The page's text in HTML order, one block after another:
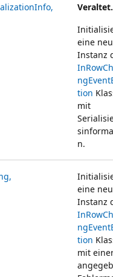
Veraltet.
eine
Instanz
tion
mit
n.
eine
Instanz
tion
mit